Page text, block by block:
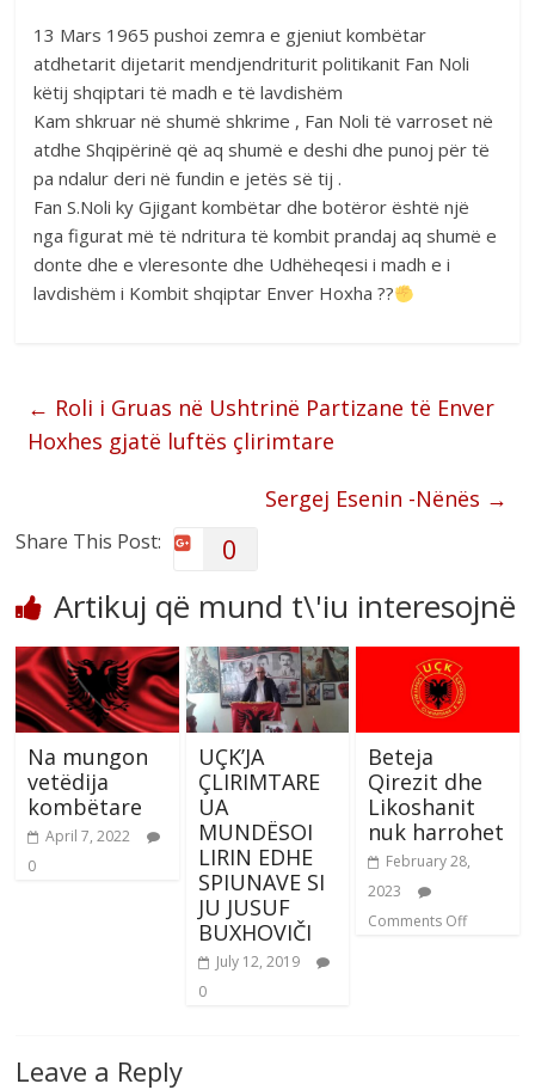
13 Mars 1965 pushoi zemra e gjeniut kombëtar
atdhetarit dijetarit mendjendriturit politikanit Fan Noli
këtij shqiptari të madh e të lavdishëm
Kam shkruar në shumë shkrime , Fan Noli të varroset në
atdhe Shqipërinë që aq shumë e deshi dhe punoj për të
pa ndalur deri në fundin e jetës së tij .
Fan S.Noli ky Gjigant kombëtar dhe botëror është një
nga figurat më të ndritura të kombit prandaj aq shumë e
donte dhe e vleresonte dhe Udhëheqesi i madh e i
lavdishëm i Kombit shqiptar Enver Hoxha ??
← Roli i Gruas në Ushtrinë Partizane të Enver
Hoxhes gjatë luftës çlirimtare
Sergej Esenin -Nënës →
Share This Post: 0
Artikuj që mund t\'iu interesojnë
Na mungon
vetëdija
kombëtare
April 7, 2022
0
UÇK’JA
ÇLIRIMTARE
UA
MUNDËSOI
LIRIN EDHE
SPIUNAVE SI
JU JUSUF
BUXHOVIČI
July 12, 2019
0
Beteja
Qirezit dhe
Likoshanit
nuk harrohet
February 28,
2023
Comments Off
Leave a Reply